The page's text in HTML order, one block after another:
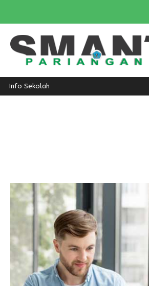
Info Sekolah